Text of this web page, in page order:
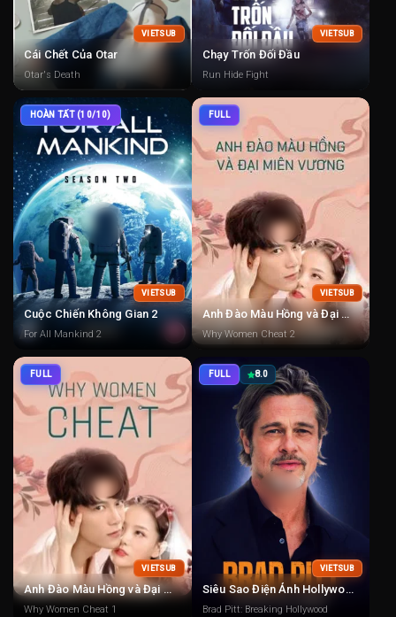
VIETSUB
Cái Chết Của Otar
Otar's Death
VIETSUB
Chạy Trốn Đối Đầu
Run Hide Fight
HOÀN TẤT (10/10)
VIETSUB
Cuộc Chiến Không Gian 2
For All Mankind 2
FULL
VIETSUB
Anh Đào Màu Hồng và Đại Miên Vương 2
Why Women Cheat 2
FULL
VIETSUB
Anh Đào Màu Hồng và Đại Miên Vương 1
Why Women Cheat 1
FULL 8.0
VIETSUB
Siêu Sao Điện Ảnh Hollywood
Brad Pitt: Breaking Hollywood